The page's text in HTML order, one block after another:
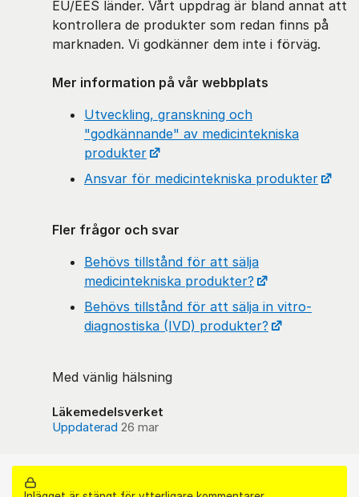
EU/EES länder. Vårt uppdrag är bland annat att
kontrollera de produkter som redan finns på
marknaden. Vi godkänner dem inte i förväg.
Mer information på vår webbplats
Utveckling, granskning och
"godkännande" av medicintekniska
produkter
Ansvar för medicintekniska produkter
Fler frågor och svar
Behövs tillstånd för att sälja
medicintekniska produkter?
Behövs tillstånd för att sälja in vitro-
diagnostiska (IVD) produkter?
Med vänlig hälsning
Läkemedelsverket
Uppdaterad 26 mar